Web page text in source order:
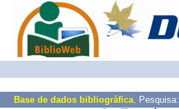
Base de dados bibliográfica. Pesquisa: